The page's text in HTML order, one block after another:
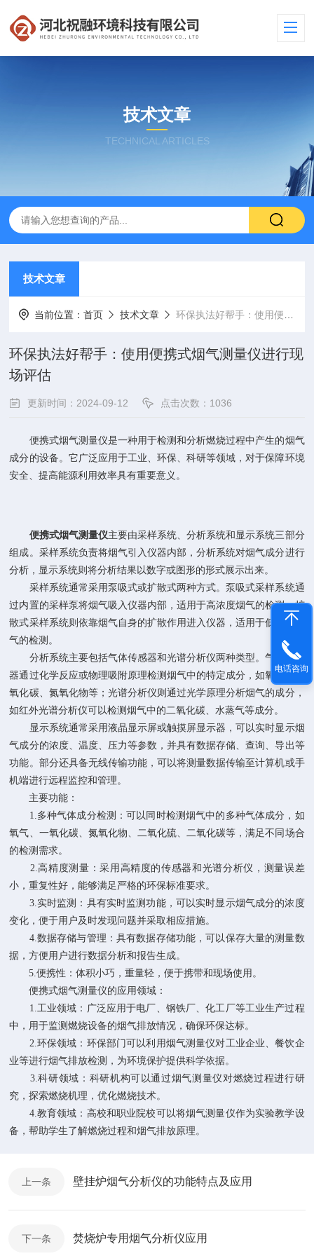
技术文章
TECHNICAL ARTICLES
技术文章
当前位置：首页 技术文章 环保执法好帮手：使用便携式烟气测量仪进行现场评估
环保执法好帮手：使用便携式烟气测量仪进行现
场评估
更新时间：2024-09-12 点击次数：1036
便携式烟气测量仪是一种用于检测和分析燃烧过程中产生的烟气
成分的设备。它广泛应用于工业、环保、科研等领域，对于保障环境
安全、提高能源利用效率具有重要意义。
便携式烟气测量仪主要由采样系统、分析系统和显示系统三部分
组成。采样系统负责将烟气引入仪器内部，分析系统对烟气成分进行
分析，显示系统则将分析结果以数字或图形的形式展示出来。
采样系统通常采用泵吸式或扩散式两种方式。泵吸式采样系统通
过内置的采样泵将烟气吸入仪器内部，适用于高浓度烟气的检测；扩
散式采样系统则依靠烟气自身的扩散作用进入仪器，适用于低浓度烟
气的检测。
分析系统主要包括气体传感器和光谱分析仪两种类型。气体传感
器通过化学反应或物理吸附原理检测烟气中的特定成分，如氧气、一
氧化碳、氮氧化物等；光谱分析仪则通过光学原理分析烟气的成分，
如红外光谱分析仪可以检测烟气中的二氧化碳、水蒸气等成分。
显示系统通常采用液晶显示屏或触摸屏显示器，可以实时显示烟
气成分的浓度、温度、压力等参数，并具有数据存储、查询、导出等
功能。部分还具备无线传输功能，可以将测量数据传输至计算机或手
机端进行远程监控和管理。
主要功能：
1.多种气体成分检测：可以同时检测烟气中的多种气体成分，如
氧气、一氧化碳、氮氧化物、二氧化硫、二氧化碳等，满足不同场合
的检测需求。
2.高精度测量：采用高精度的传感器和光谱分析仪，测量误差
小，重复性好，能够满足严格的环保标准要求。
3.实时监测：具有实时监测功能，可以实时显示烟气成分的浓度
变化，便于用户及时发现问题并采取相应措施。
4.数据存储与管理：具有数据存储功能，可以保存大量的测量数
据，方便用户进行数据分析和报告生成。
5.便携性：体积小巧，重量轻，便于携带和现场使用。
便携式烟气测量仪的应用领域：
1.工业领域：广泛应用于电厂、钢铁厂、化工厂等工业生产过程
中，用于监测燃烧设备的烟气排放情况，确保环保达标。
2.环保领域：环保部门可以利用烟气测量仪对工业企业、餐饮企
业等进行烟气排放检测，为环境保护提供科学依据。
3.科研领域：科研机构可以通过烟气测量仪对燃烧过程进行研
究，探索燃烧机理，优化燃烧技术。
4.教育领域：高校和职业院校可以将烟气测量仪作为实验教学设
备，帮助学生了解燃烧过程和烟气排放原理。
上一条 壁挂炉烟气分析仪的功能特点及应用
下一条 焚烧炉专用烟气分析仪应用
电话咨询